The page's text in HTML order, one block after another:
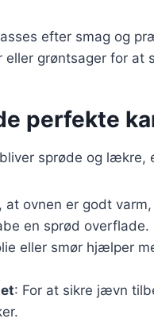
efter smag og
grøntsager for at
perfekte
sprøde og lækre,
at ovnen er godt
en sprød overflade.
eller smør hjælper
: For at sikre jævn